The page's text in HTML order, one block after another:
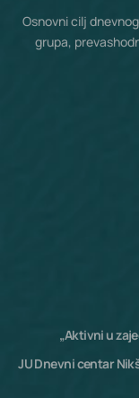
Osnovni cilj
grupa,
„Aktivni u
JU Dnevni centar